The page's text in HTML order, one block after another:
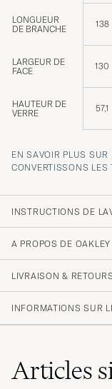
LONGUEUR
DE BRANCHE
138
LARGEUR DE
FACE
130
HAUTEUR DE
VERRE
57,1
EN SAVOIR PLUS
CONVERTISSONS LES
INSTRUCTIONS DE
A PROPOS DE OAKLEY
LIVRAISON & RETOURS
INFORMATIONS SUR
Articles